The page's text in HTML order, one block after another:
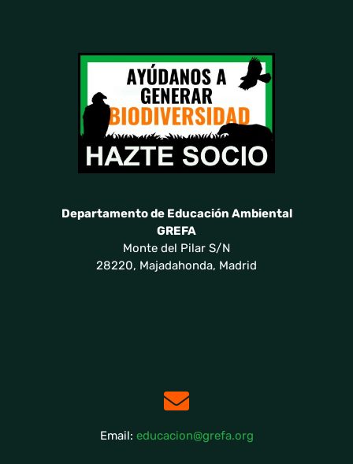
Departamento de Educación Ambiental
GREFA
Monte del Pilar S/N
28220, Majadahonda, Madrid
Email: educacion@grefa.org